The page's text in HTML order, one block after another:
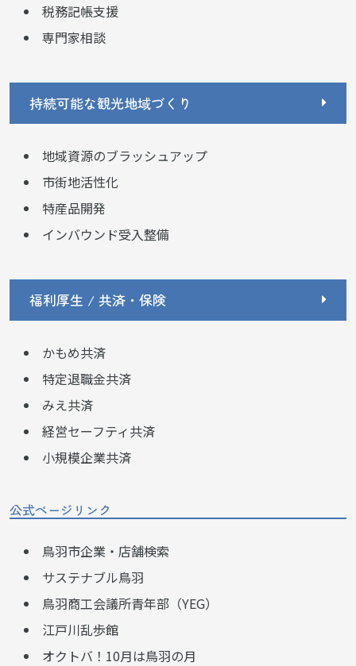
税務記帳支援
専門家相談
持続可能な観光地域づくり
地域資源のブラッシュアップ
市街地活性化
特産品開発
インバウンド受入整備
福利厚生 / 共済・保険
かもめ共済
特定退職金共済
みえ共済
経営セーフティ共済
小規模企業共済
公式ページリンク
鳥羽市企業・店舗検索
サステナブル鳥羽
鳥羽商工会議所青年部（YEG）
江戸川乱歩館
オクトバ！10月は鳥羽の月